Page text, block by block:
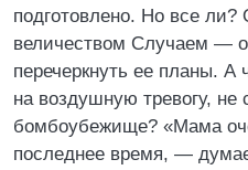
подготовлено. Но все ли?
величеством Случаем —
перечеркнуть ее планы.
на воздушную тревогу, не
бомбоубежище? «Мама
последнее время, —